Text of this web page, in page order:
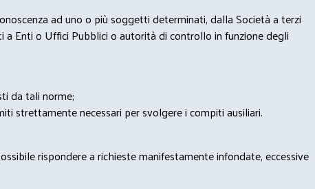
ad uno o più soggetti determinati, dalla Società a terzi
Enti o Uffici Pubblici o autorità di controllo in funzione degli
da tali norme;
strettamente necessari per svolgere i compiti ausiliari.
rispondere a richieste manifestamente infondate, eccessive